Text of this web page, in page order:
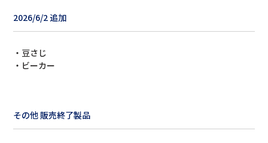
2026/6/2 追加
・豆さじ
・ビーカー
その他 販売終了製品